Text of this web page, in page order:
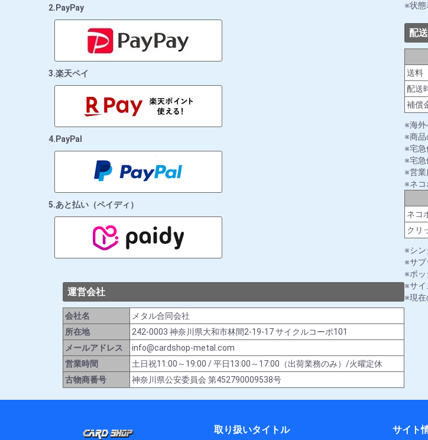
2.PayPay
3.楽天ペイ
4.PayPal
5.あと払い（ペイディ）
状態
配
送料
配送
補償
海外
商品
宅急
宅急
営業
ネ
ネコ
クリ
シ
サプ
ボ
サイ
現在
運営会社
会社名
メタル合同会社
所在地
242-0003 神奈川県大和市林間2-19-17 サイクルコーポ101
メールアドレス
info@cardshop-metal.com
営業時間
土日祝11:00～19:00 / 平日13:00～17:00（出荷業務のみ）/火曜定休
古物商番号
神奈川県公安委員会 第452790009538号
取り扱いタイトル サイト